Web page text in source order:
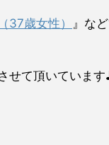
37歳女性） 』など
せて頂いています